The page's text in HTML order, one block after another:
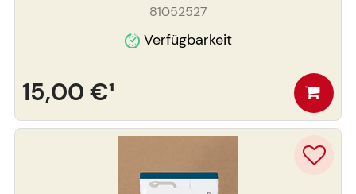
81052527
Verfügbarkeit
15,00 €¹